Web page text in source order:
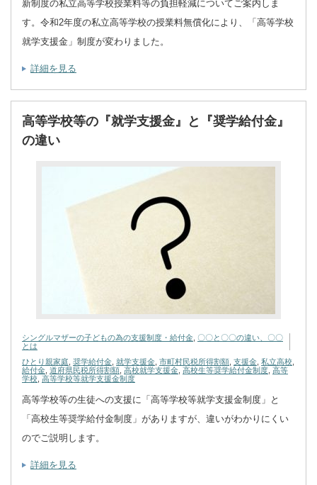
新制度の私立高等学校授業料等の負担軽減についてご案内しま
す。令和2年度の私立高等学校の授業料無償化により、「高等学校
就学支援金」制度が変わりました。
詳細を見る
高等学校等の『就学支援金』と『奨学給付金』
の違い
シングルマザーの子どもの為の支援制度・給付金 〇〇と〇〇の違い、〇〇
とは
ひとり親家庭 奨学給付金 就学支援金 市町村民税所得割額 支援金 私立高校
給付金 道府県民税所得割額 高校就学支援金 高校生等奨学給付金制度 高等
学校 高等学校等就学支援金制度
高等学校等の生徒への支援に「高等学校等就学支援金制度」と
「高校生等奨学給付金制度」がありますが、違いがわかりにくい
のでご説明します。
詳細を見る